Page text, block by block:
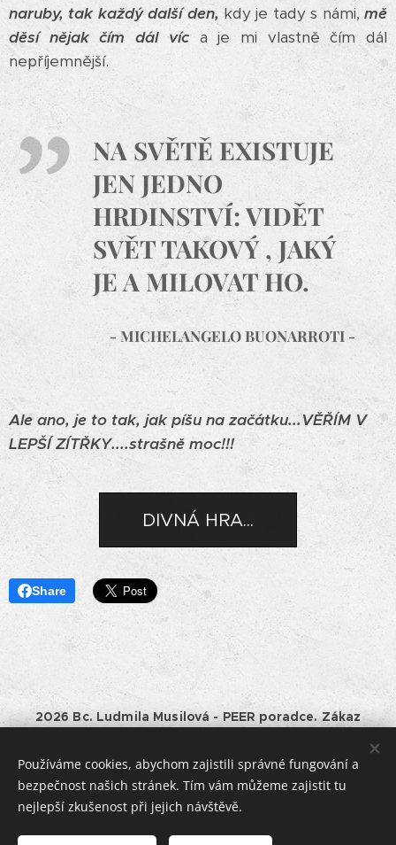
naruby, tak každý další den, kdy je tady s námi,mě
děsí nějak čím dál víc a je mi vlastně čím dál
nepříjemnější.
NA SVĚTĚ EXISTUJE
JEN JEDNO
HRDINSTVÍ: VIDĚT
SVĚT TAKOVÝ , JAKÝ
JE A MILOVAT HO.
- MICHELANGELO BUONARROTI -
Ale ano, je to tak, jak píšu na začátku...VĚŘÍM V
LEPŠÍ ZÍTŘKY....strašně moc!!!
DIVNÁ HRA...
Share
2026 Bc. Ludmila Musilová - PEER poradce. Zákaz
souhlasu majitele.
Bc. Ludmila Musilová, IČO: 01528661, Horní
182, Havlíčkův Brod, tel.: +420 777 994875, e-mail:
jentakzit@lidamu.cz.
Podnikatel je zapsán v Živnostenském rejstříku ČR.
Používáme cookies, abychom zajistili správné fungování a
bezpečnost našich stránek. Tím vám můžeme zajistit tu
nejlepší zkušenost při jejich návštěvě.